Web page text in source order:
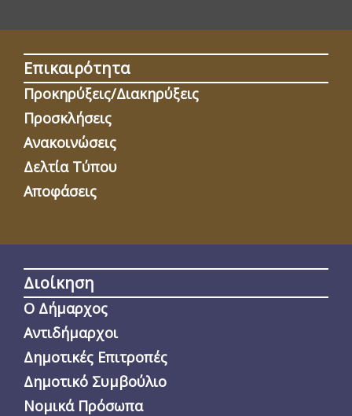
Επικαιρότητα
Προκηρύξεις/Διακηρύξεις
Προσκλήσεις
Ανακοινώσεις
Δελτία Τύπου
Αποφάσεις
Διοίκηση
Ο Δήμαρχος
Αντιδήμαρχοι
Δημοτικές Επιτροπές
Δημοτικό Συμβούλιο
Νομικά Πρόσωπα